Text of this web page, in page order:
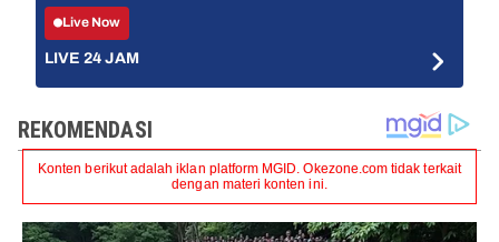
Live Now
LIVE 24 JAM